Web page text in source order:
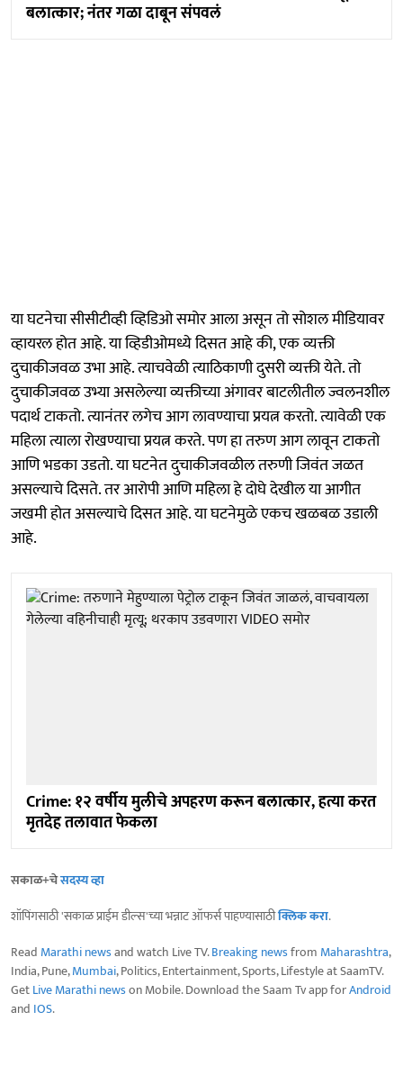
बलात्कार; नंतर गळा दाबून संपवलं
या घटनेचा सीसीटीव्ही व्हिडिओ समोर आला असून तो सोशल मीडियावर
व्हायरल होत आहे. या व्हिडीओमध्ये दिसत आहे की, एक व्यक्ती
दुचाकीजवळ उभा आहे. त्याचवेळी त्याठिकाणी दुसरी व्यक्ती येते. तो
दुचाकीजवळ उभ्या असलेल्या व्यक्तीच्या अंगावर बाटलीतील ज्वलनशील
पदार्थ टाकतो. त्यानंतर लगेच आग लावण्याचा प्रयत्न करतो. त्यावेळी एक
महिला त्याला रोखण्याचा प्रयत्न करते. पण हा तरुण आग लावून टाकतो
आणि भडका उडतो. या घटनेत दुचाकीजवळील तरुणी जिवंत जळत
असल्याचे दिसते. तर आरोपी आणि महिला हे दोघे देखील या आगीत
जखमी होत असल्याचे दिसत आहे. या घटनेमुळे एकच खळबळ उडाली
आहे.
Crime: १२ वर्षीय मुलीचे अपहरण करून बलात्कार, हत्या करत
मृतदेह तलावात फेकला
सकाळ+चेसदस्य व्हा
शॉपिंगसाठी 'सकाळ प्राईम डील्स'च्या भन्नाट ऑफर्स पाहण्यासाठीक्लिक करा.
Read Marathi newsand watch Live TV.Breaking newsfrom Maharashtra,
India, Pune,Mumbai, Politics, Entertainment, Sports, Lifestyle at SaamTV.
GetLive Marathi newson Mobile. Download the Saam Tv app forAndroid
and IOS.